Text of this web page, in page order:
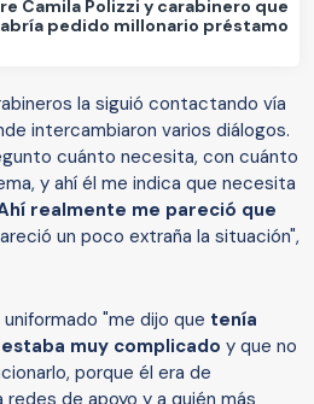
Camila Polizzi y carabinero que
pedido millonario préstamo
la siguió contactando vía
intercambiaron varios diálogos.
cuánto necesita, con cuánto
y ahí él me indica que necesita
realmente me pareció que
un poco extraña la situación",
"me dijo que tenía
muy complicado y que no
porque él era de
de apoyo y a quién más